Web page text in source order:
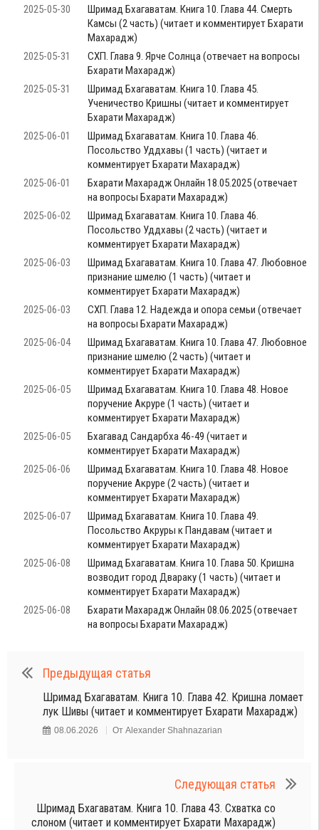
2025-05-30
Шримад Бхагаватам. Книга 10. Глава 44. Смерть
Камсы (2 часть) (читает и комментирует Бхарати
Махарадж)
2025-05-31
СХП. Глава 9. Ярче Солнца (отвечает на вопросы
Бхарати Махарадж)
2025-05-31
Шримад Бхагаватам. Книга 10. Глава 45.
Ученичество Кришны (читает и комментирует
Бхарати Махарадж)
2025-06-01
Шримад Бхагаватам. Книга 10. Глава 46.
Посольство Уддхавы (1 часть) (читает и
комментирует Бхарати Махарадж)
2025-06-01
Бхарати Махарадж Онлайн 18.05.2025 (отвечает
на вопросы Бхарати Махарадж)
2025-06-02
Шримад Бхагаватам. Книга 10. Глава 46.
Посольство Уддхавы (2 часть) (читает и
комментирует Бхарати Махарадж)
2025-06-03
Шримад Бхагаватам. Книга 10. Глава 47. Любовное
признание шмелю (1 часть) (читает и
комментирует Бхарати Махарадж)
2025-06-03
СХП. Глава 12. Надежда и опора семьи (отвечает
на вопросы Бхарати Махарадж)
2025-06-04
Шримад Бхагаватам. Книга 10. Глава 47. Любовное
признание шмелю (2 часть) (читает и
комментирует Бхарати Махарадж)
2025-06-05
Шримад Бхагаватам. Книга 10. Глава 48. Новое
поручение Акруре (1 часть) (читает и
комментирует Бхарати Махарадж)
2025-06-05
Бхагавад Сандарбха 46-49 (читает и
комментирует Бхарати Махарадж)
2025-06-06
Шримад Бхагаватам. Книга 10. Глава 48. Новое
поручение Акруре (2 часть) (читает и
комментирует Бхарати Махарадж)
2025-06-07
Шримад Бхагаватам. Книга 10. Глава 49.
Посольство Акруры к Пандавам (читает и
комментирует Бхарати Махарадж)
2025-06-08
Шримад Бхагаватам. Книга 10. Глава 50. Кришна
возводит город Двараку (1 часть) (читает и
комментирует Бхарати Махарадж)
2025-06-08
Бхарати Махарадж Онлайн 08.06.2025 (отвечает
на вопросы Бхарати Махарадж)
Предыдущая статья
Шримад Бхагаватам. Книга 10. Глава 42. Кришна ломает
лук Шивы (читает и комментирует Бхарати Махарадж)
08.06.2026 От Alexander Shahnazarian
Следующая статья
Шримад Бхагаватам. Книга 10. Глава 43. Схватка со
слоном (читает и комментирует Бхарати Махарадж)